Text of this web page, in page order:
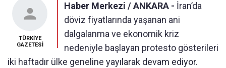
TÜRKİYE
GAZETESİ
Haber Merkezi / ANKARA - İran’da
döviz fiyatlarında yaşanan ani
dalgalanma ve ekonomik kriz
nedeniyle başlayan protesto gösterileri
iki haftadır ülke geneline yayılarak devam ediyor.